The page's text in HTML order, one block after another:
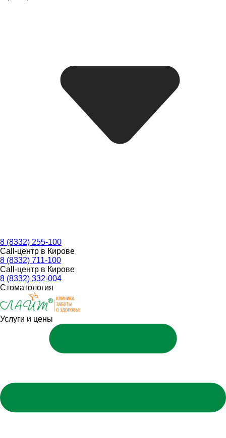
8 (8332) 255-100
Call-центр в Кирове
8 (8332) 711-100
Call-центр в Кирове
8 (8332) 332-004
Стоматология
Услуги и цены